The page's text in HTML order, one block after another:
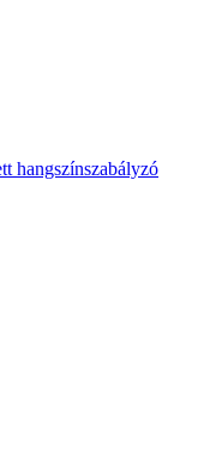
hangszínszabályzó